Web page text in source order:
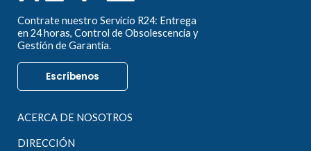
Contrate nuestro Servicio R24: Entrega
en 24 horas, Control de Obsolescencia y
Gestión de Garantía.
Escríbenos
ACERCA DE NOSOTROS
DIRECCIÓN